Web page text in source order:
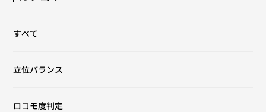
すべて
立位バランス
ロコモ度判定